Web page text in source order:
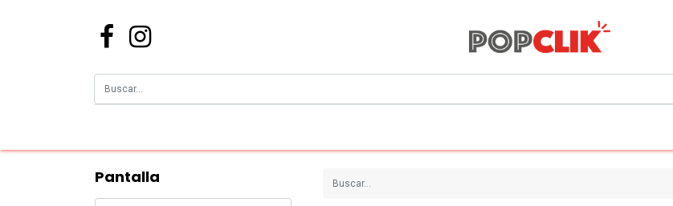
Pantalla